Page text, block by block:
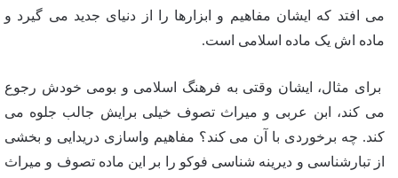
می افتد که ایشان مفاهیم و ابزارها را از دنیای جدید می گیرد و
ماده اش یک ماده اسلامی است.
برای مثال، ایشان وقتی به فرهنگ اسلامی و بومی خودش رجوع
می کند، ابن عربی و میراث تصوف خیلی برایش جالب جلوه می
کند. چه برخوردی با آن می کند؟ مفاهیم واسازی دریدایی و بخشی
از تبارشناسی و دیرینه شناسی فوکو را بر این ماده تصوف و میراث